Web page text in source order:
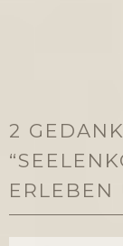
2
“
ERLEBEN